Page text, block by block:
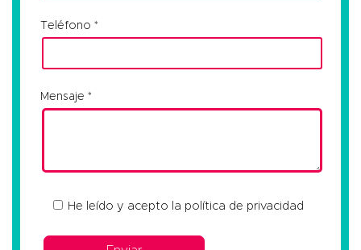
Teléfono
Mensaje
He leído y acepto la política de privacidad